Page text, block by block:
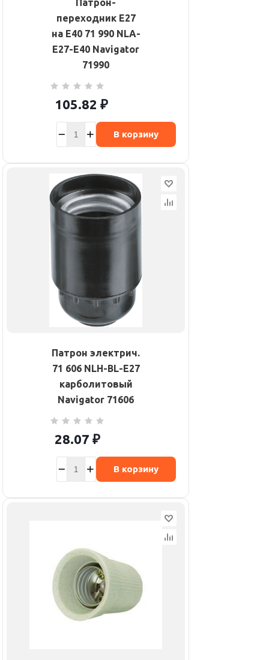
Патрон-
переходник E27
на E40 71 990 NLA-
E27-E40 Navigator
71990
105.82 ₽
В корзину
Патрон электрич.
71 606 NLH-BL-E27
карболитовый
Navigator 71606
28.07 ₽
В корзину